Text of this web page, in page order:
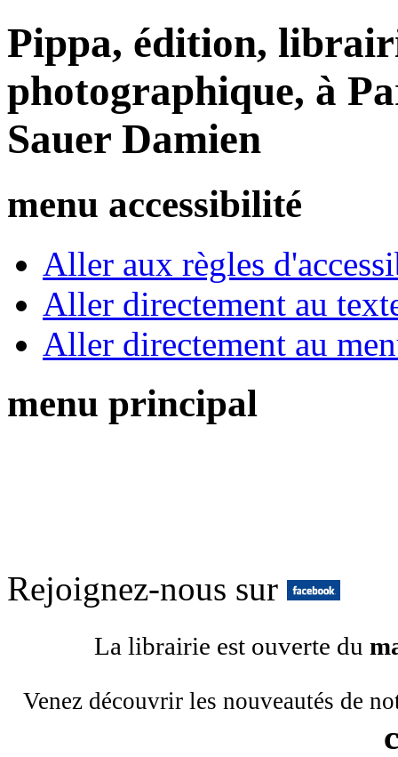
Pippa, édition,
photographique, à
Sauer Damien
menu accessibilité
Aller aux règles
Aller directement au
Aller directement au
menu principal
Rejoignez-nous sur
La librairie est ouverte du
Venez découvrir les nouveautés de